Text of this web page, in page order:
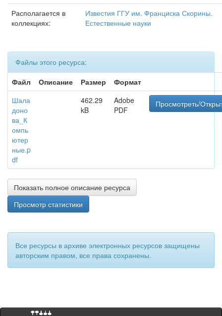
Располагается в
коллекциях:
Известия ГГУ им. Франциска Скорины.
Естественные науки
Файлы этого ресурса:
Файл
Описание Размер
Формат
Шала
доно
ва_К
омпь
ютер
ные.p
df
462.29
kB
Adobe
PDF
Просмотреть/
Показать полное описание ресурса
Просмотр статистики
Все ресурсы в архиве электронных ресурсов защищены
авторским правом, все права сохранены.